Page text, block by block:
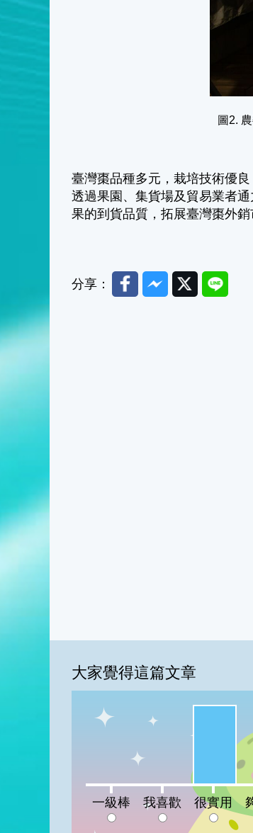
圖2.
臺灣棗品種多元，栽培技術優
透過果園、集貨場及貿易業者
果的到貨品質，拓展臺灣棗外銷
分享： FacebookMessenger
TwitterLine
大家覺得這篇文章
一級棒:0% 我喜歡:0%
一級棒 我喜歡 很實用